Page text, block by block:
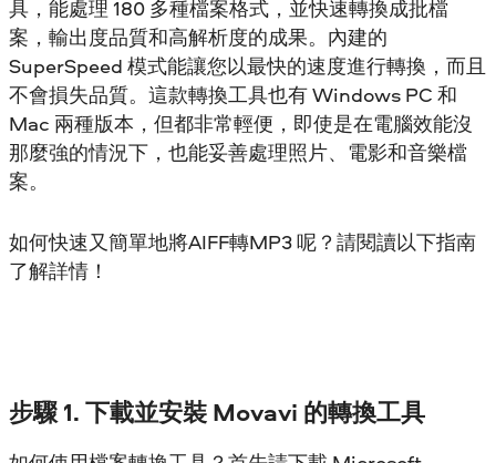
具，能處理 180 多種檔案格式，並快速轉換成批檔
案，輸出度品質和高解析度的成果。內建的
SuperSpeed 模式能讓您以最快的速度進行轉換，而且
不會損失品質。這款轉換工具也有 Windows PC 和
Mac 兩種版本，但都非常輕便，即使是在電腦效能沒
那麼強的情況下，也能妥善處理照片、電影和音樂檔
案。
如何快速又簡單地將AIFF轉MP3 呢？請閱讀以下指南
了解詳情！
步驟 1. 下載並安裝 Movavi 的轉換工具